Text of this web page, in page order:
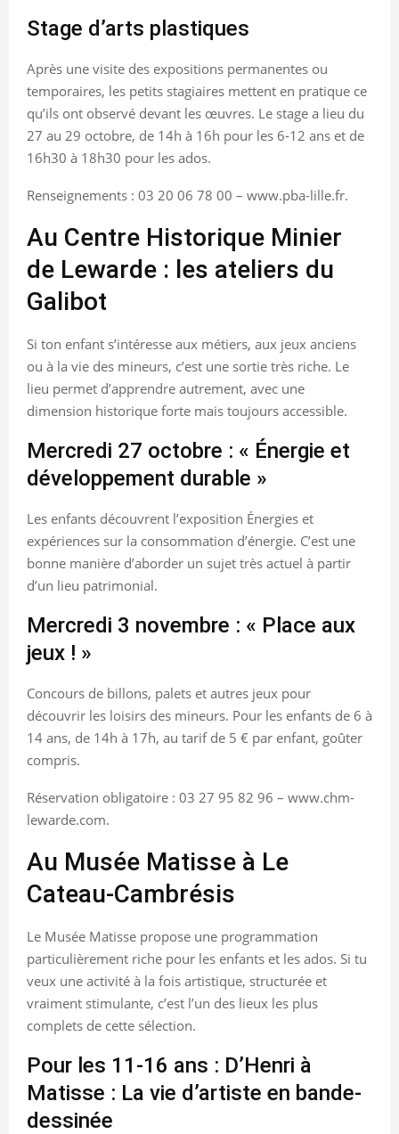
Stage d’arts plastiques
Après une visite des expositions permanentes ou
temporaires, les petits stagiaires mettent en pratique ce
qu’ils ont observé devant les œuvres. Le stage a lieu du
27 au 29 octobre, de 14h à 16h pour les 6-12 ans et de
16h30 à 18h30 pour les ados.
Renseignements : 03 20 06 78 00 – www.pba-lille.fr.
Au Centre Historique Minier
de Lewarde : les ateliers du
Galibot
Si ton enfant s’intéresse aux métiers, aux jeux anciens
ou à la vie des mineurs, c’est une sortie très riche. Le
lieu permet d’apprendre autrement, avec une
dimension historique forte mais toujours accessible.
Mercredi 27 octobre : « Énergie et
développement durable »
Les enfants découvrent l’exposition Énergies et
expériences sur la consommation d’énergie. C’est une
bonne manière d’aborder un sujet très actuel à partir
d’un lieu patrimonial.
Mercredi 3 novembre : « Place aux
jeux ! »
Concours de billons, palets et autres jeux pour
découvrir les loisirs des mineurs. Pour les enfants de 6 à
14 ans, de 14h à 17h, au tarif de 5 € par enfant, goûter
compris.
Réservation obligatoire : 03 27 95 82 96 – www.chm-
lewarde.com.
Au Musée Matisse à Le
Cateau-Cambrésis
Le Musée Matisse propose une programmation
particulièrement riche pour les enfants et les ados. Si tu
veux une activité à la fois artistique, structurée et
vraiment stimulante, c’est l’un des lieux les plus
complets de cette sélection.
Pour les 11-16 ans : D’Henri à
Matisse : La vie d’artiste en bande-
dessinée